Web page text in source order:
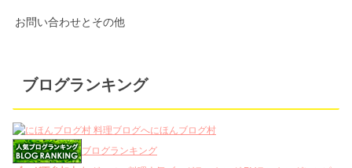
お問い合わせとその他
ブログランキング
にほんブログ村
ブログランキング